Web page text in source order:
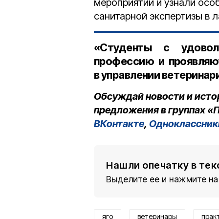
санитарной экспертизы в
«Студенты с
профессию и
в управлении
Обсуждай новости и
предложения в группах
ВКонтакте,
Нашли опечатку в
Выделите ее и нажмите на
яго ветеринары